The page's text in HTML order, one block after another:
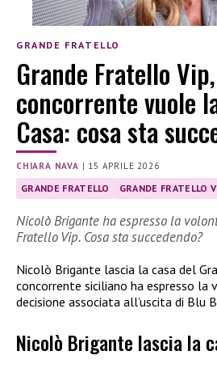
GRANDE FRATELLO
Grande Fratello
concorrente vuole
Casa: cosa sta
CHIARA NAVA | 15 APRILE 2026
GRANDE FRATELLO GRANDE FRATELLO
Nicolò Brigante ha espresso la
Fratello Vip. Cosa sta succedendo?
Nicolò Brigante lascia la casa del
concorrente siciliano ha espresso la
decisione associata all’uscita di Blu
Nicolò Brigante lascia la